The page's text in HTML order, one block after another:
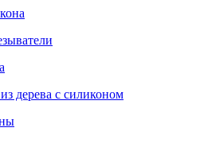
дерева с силиконом